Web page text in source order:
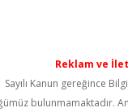
Reklam ve
Sayılı Kanun gereğince
bulunmamaktadır.